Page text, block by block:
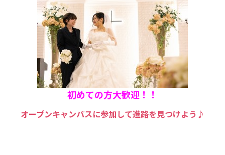
初めての方大歓迎！！
オープンキャンパスに参加して進路を見つけよう♪